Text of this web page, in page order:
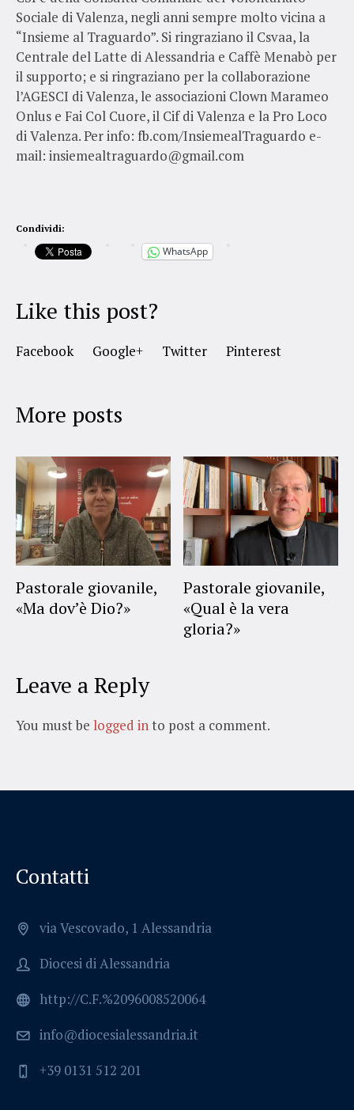
Sociale di Valenza, negli anni sempre molto vicina a
“Insieme al Traguardo”. Si ringraziano il Csvaa, la
Centrale del Latte di Alessandria e Caffè Menabò per
il supporto; e si ringraziano per la collaborazione
l’AGESCI di Valenza, le associazioni Clown Marameo
Onlus e Fai Col Cuore, il Cif di Valenza e la Pro Loco
di Valenza. Per info: fb.com/InsiemealTraguardo e-
mail: insiemealtraguardo@gmail.com
Condividi:
WhatsApp
Like this post?
Facebook Google+ Twitter Pinterest
More posts
Pastorale giovanile,
«Ma dov’è Dio?»
Pastorale giovanile,
«Qual è la vera
gloria?»
Leave a Reply
You must be logged into post a comment.
Contatti
via Vescovado, 1 Alessandria
Diocesi di Alessandria
http://C.F.%2096008520064
info@diocesialessandria.it
+39 0131 512 201